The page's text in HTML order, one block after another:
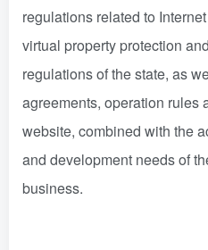
regulations related to
virtual property protection
regulations of the state, as
agreements, operation rules
website, combined with the
and development needs of
business.